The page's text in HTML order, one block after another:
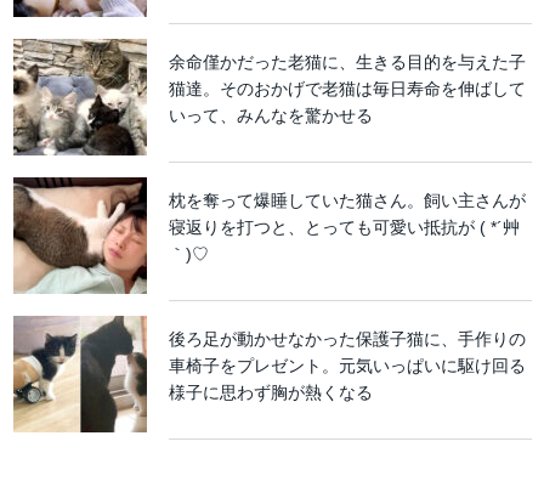
余命僅かだった老猫に、生きる目的を与えた子
猫達。そのおかげで老猫は毎日寿命を伸ばして
いって、みんなを驚かせる
枕を奪って爆睡していた猫さん。飼い主さんが
寝返りを打つと、とっても可愛い抵抗が ( *´艸
｀)♡
後ろ足が動かせなかった保護子猫に、手作りの
車椅子をプレゼント。元気いっぱいに駆け回る
様子に思わず胸が熱くなる